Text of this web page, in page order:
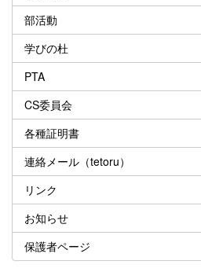
部活動
学びの杜
PTA
CS委員会
各種証明書
連絡メール（tetoru）
リンク
お知らせ
保護者ページ